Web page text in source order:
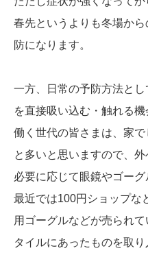
春先というよりも冬場か
防になります。
一方、日常の予防方法と
を直接吸い込む・触れる機
働く世代の皆さまは、家
と多いと思いますので、
必要に応じて眼鏡やゴーグ
最近では100円ショップな
用ゴーグルなどが売られ
タイルにあったものを取り